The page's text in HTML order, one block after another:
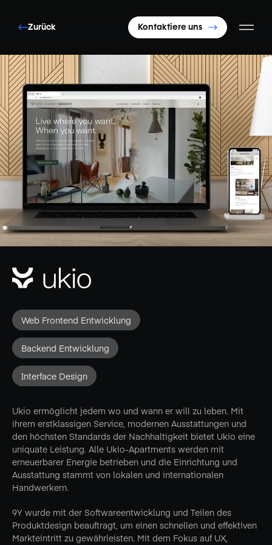
Zurück Kontaktiere uns
Web Frontend Entwicklung
Backend Entwicklung
Interface Design
Ukio ermöglicht jedem wo und wann er will zu leben. Mit
ihrem erstklassigen Service, modernen Ausstattungen und
den höchsten Standards der Nachhaltigkeit bietet Ukio eine
uniquate Leistung. Alle Ukio-Apartments werden mit
erneuerbarer Energie betrieben und die Einrichtung und
Ausstattung stammt von lokalen und internationalen
Handwerkern.
9Y wurde mit der Softwareentwicklung und Teilen des
Produktdesign beauftragt, um einen schnellen und effektiven
Markteintritt zu gewährleisten. Mit dem Fokus auf UX,